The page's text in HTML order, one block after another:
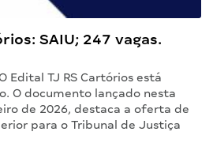
SAIU; 247 vagas.
Edital TJ RS Cartórios está
O documento lançado nesta
de 2026, destaca a oferta de
para o Tribunal de Justiça